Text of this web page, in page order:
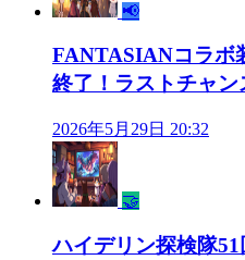
📢
FANTASIANコラボ
終了！ラストチャン
2026年5月29日 20:32
🤝
ハイデリン探検隊